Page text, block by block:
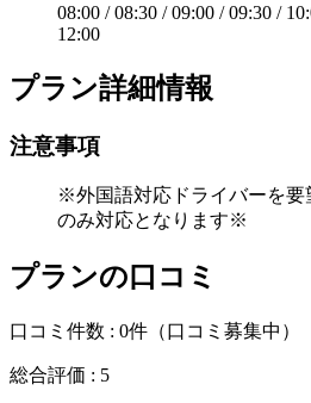
08:00 / 08:30 / 09:00 / 09:30 /
12:00
プラン詳細情報
注意事項
※外国語対応ドライバーを要
のみ対応となります※
プランの口コミ
口コミ件数 : 0件 （口コミ募集中）
総合評価 : 5